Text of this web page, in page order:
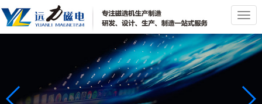
切
换
导
航